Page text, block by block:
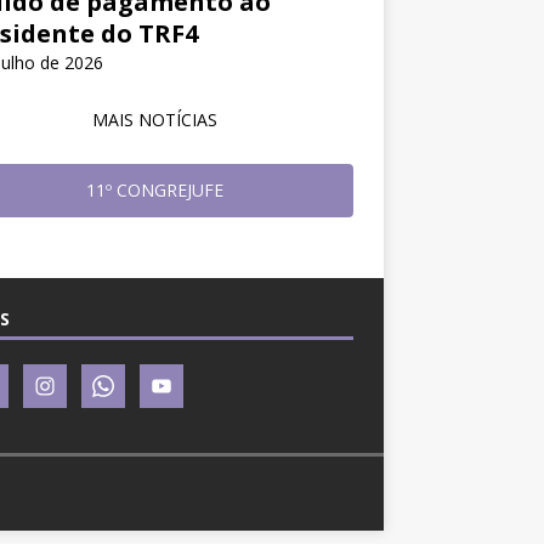
do TRF4
de 2026
MAIS NOTÍCIAS
11º CONGREJUFE